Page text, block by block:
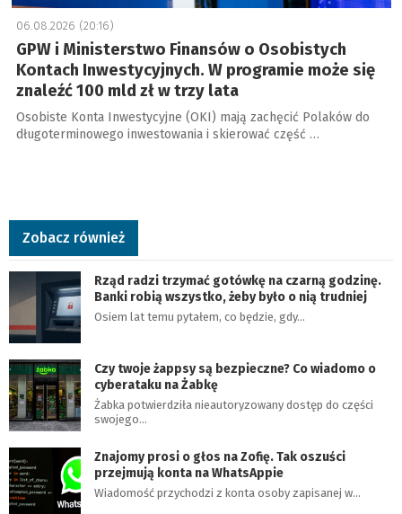
06.08.2026 (20:16)
GPW i Ministerstwo Finansów o Osobistych
Kontach Inwestycyjnych. W programie może się
znaleźć 100 mld zł w trzy lata
Osobiste Konta Inwestycyjne (OKI) mają zachęcić Polaków do
długoterminowego inwestowania i skierować część …
Zobacz również
Rząd radzi trzymać gotówkę na czarną godzinę.
Banki robią wszystko, żeby było o nią trudniej
Osiem lat temu pytałem, co będzie, gdy…
Czy twoje żappsy są bezpieczne? Co wiadomo o
cyberataku na Żabkę
Żabka potwierdziła nieautoryzowany dostęp do części
swojego…
Znajomy prosi o głos na Zofię. Tak oszuści
przejmują konta na WhatsAppie
Wiadomość przychodzi z konta osoby zapisanej w…